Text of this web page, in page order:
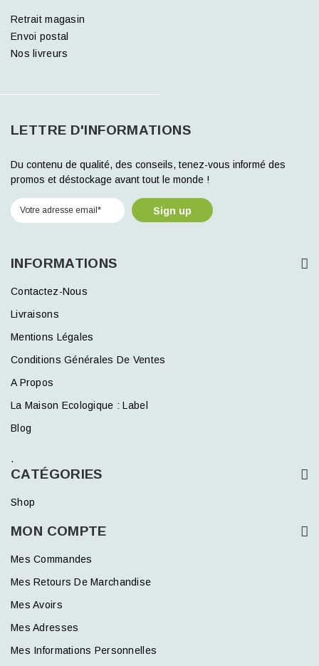
Retrait magasin
Envoi postal
Nos livreurs
LETTRE D'INFORMATIONS
Du contenu de qualité, des conseils, tenez-vous informé des
promos et déstockage avant tout le monde !
Sign up
INFORMATIONS
Contactez-Nous
Livraisons
Mentions Légales
Conditions Générales De Ventes
A Propos
La Maison Ecologique : Label
Blog
.
CATÉGORIES
Shop
MON COMPTE
Mes Commandes
Mes Retours De Marchandise
Mes Avoirs
Mes Adresses
Mes Informations Personnelles